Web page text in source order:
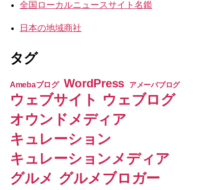
全国ローカルニュースサイト名鑑
日本の地域商社
タグ
Amebaブログ WordPress アメーバブログ
ウェブサイト ウェブログ
オウンドメディア
キュレーション
キュレーションメディア
グルメ グルメブロガー